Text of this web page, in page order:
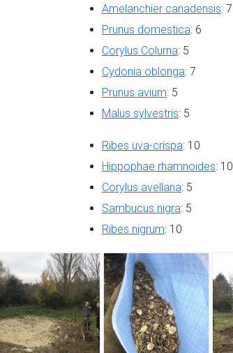
Amelanchier canadensis: 7
Prunus domestica: 6
Corylus Colurna: 5
Cydonia oblonga: 7
Prunus avium: 5
Malus sylvestris: 5
Ribes uva-crispa: 10
Hippophae rhamnoides: 10
Corylus avellana: 5
Sambucus nigra: 5
Ribes nigrum: 10